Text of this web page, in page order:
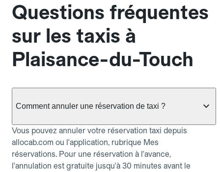
Questions fréquentes
sur les taxis à
Plaisance-du-Touch
Comment annuler une réservation de taxi ?
Vous pouvez annuler votre réservation taxi depuis
allocab.com ou l'application, rubrique Mes
réservations. Pour une réservation à l'avance,
l'annulation est gratuite jusqu'à 30 minutes avant le